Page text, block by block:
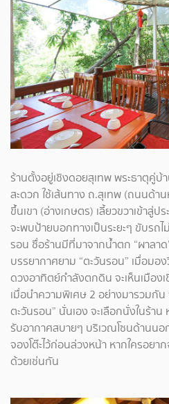
ร้านตั้งอยู่เชิงดอยสุเทพ พระธาตุคู่บ้
สะดวก ใช้เส้นทาง ถ.สุเทพ (ถนนด้า
ขึ้นเขา (อ่างเกษตร) เลี้ยวขวาเข้าสู่
จะพบป้ายบอกทางเป็นระยะๆ ขับรถ
รอน ชื่อร้านมีที่มาจากน้ำตก “ผาลาด
บรรยากาศยาม “ตะวันรอน” เมื่อมอ
ดวงอาทิตย์กำลังตกดิน จะเห็นเมือง
เมื่อนำความพิเศษ 2 อย่างมารวมกั
ตะวันรอน” นั่นเอง จะเลือกนั่งในร้า
รับอากาศสบายๆ บริเวณโซนด้านนอ
จองโต๊ะไว้ก่อนล่วงหน้า หากใครอยา
ด้วยเช่นกัน